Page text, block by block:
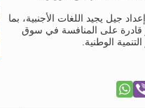
جيل يجيد اللغات الأجنبية، بما
قادرة على المنافسة في سوق
الوطنية.